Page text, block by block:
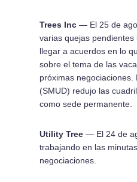
Trees Inc — El 25 de
varias quejas
llegar a acuerdos en lo
sobre el tema de las
próximas
(SMUD) redujo las
como sede permanente.
Utility Tree — El 24 de
trabajando en las
negociaciones.